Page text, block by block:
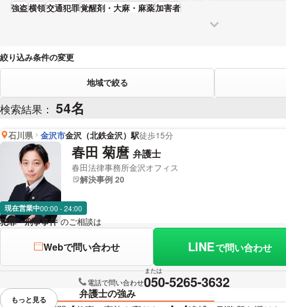
強盗横領交通犯罪覚醒剤・大麻・麻薬加害者
絞り込み条件の変更
地域で絞る
検索結果： 54名
石川県 金沢市金沢（北鉄金沢）駅徒歩15分
春田 菊麿 弁護士
春田法律事務所金沢オフィス
解決事例 20
現在営業中00:00 - 24:00
犯罪・刑事事件 のご相談は
Webで問い合わせ LINEで問い合わせ
または
電話で問い合わせ050-5265-3632
弁護士の強み
視覚的に省略されている要素を
もっと見る